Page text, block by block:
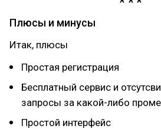
Плюсы и минусы
Итак, плюсы
Простая регистрация
Бесплатный сервис и
запросы за какой-либо
Простой интерфейс